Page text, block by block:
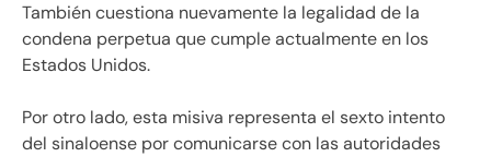
También cuestiona nuevamente la legalidad de la
condena perpetua que cumple actualmente en los
Estados Unidos.
Por otro lado, esta misiva representa el sexto intento
del sinaloense por comunicarse con las autoridades